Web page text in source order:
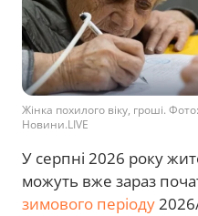
Жінка похилого віку, гроші.
Новини.LIVE
У серпні 2026 року
можуть вже зараз
зимового періоду